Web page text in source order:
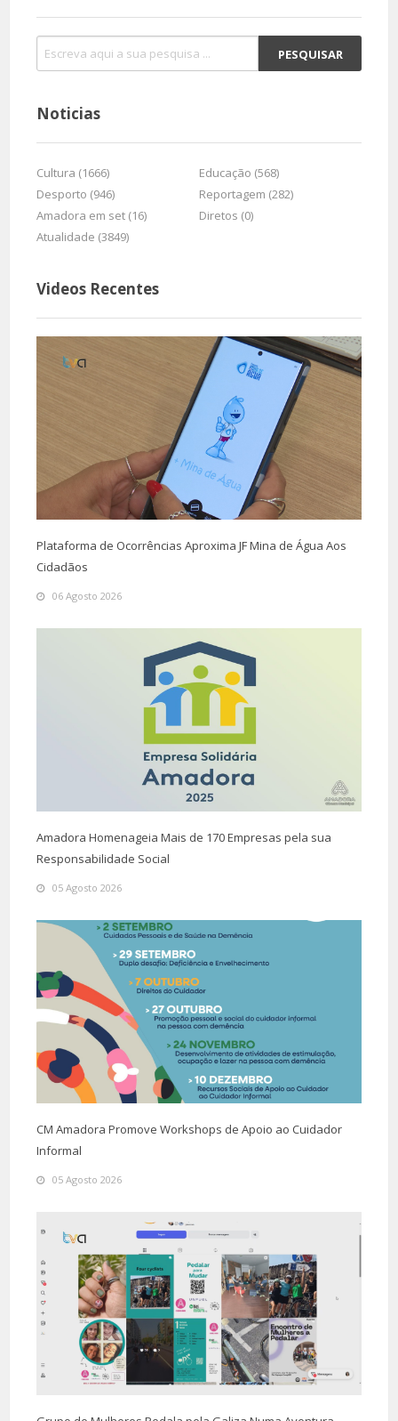
Noticias
Cultura (1666)
Educação (568)
Desporto (946)
Reportagem (282)
Amadora em set (16)
Diretos (0)
Atualidade (3849)
Videos Recentes
Plataforma de Ocorrências Aproxima JF Mina de Água Aos
Cidadãos
06 Agosto 2026
Amadora Homenageia Mais de 170 Empresas pela sua
Responsabilidade Social
05 Agosto 2026
CM Amadora Promove Workshops de Apoio ao Cuidador
Informal
05 Agosto 2026